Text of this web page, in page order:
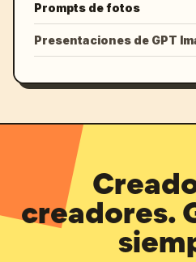
Prompts de fotos
Presentaciones de GPT
creadores.